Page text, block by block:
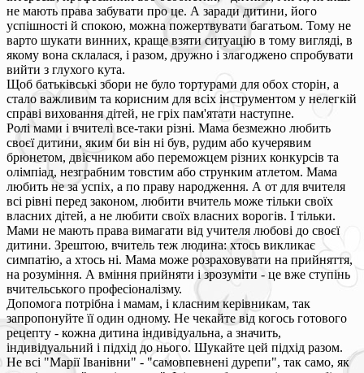
не мають права забувати про це. А заради дитини, його
успішності й спокою, можна пожертвувати багатьом. Тому не
варто шукати винних, краще взяти ситуацію в тому вигляді, в
якому вона склалася, і разом, дружно і злагоджено спробувати
вийти з глухого кута.
Щоб батьківські збори не було тортурами для обох сторін, а
стало важливим та корисним для всіх інструментом у нелегкій
справі виховання дітей, не гріх пам'ятати наступне.
Ролі мами і вчителі все-таки різні. Мама безмежно любить
своєї дитини, яким би він ні був, рудим або кучерявим
брюнетом, двієчником або переможцем різних конкурсів та
олімпіад, незграбним товстим або струнким атлетом. Мама
любить не за успіх, а по праву народження. А от для вчителя
всі рівні перед законом, любити вчитель може тільки своїх
власних дітей, а не любити своїх власних ворогів. І тільки.
Мами не мають права вимагати від учителя любові до своєї
дитини. Зрештою, вчитель теж людина: хтось викликає
симпатію, а хтось ні. Мама може розраховувати на прийняття,
на розуміння. А вміння прийняти і зрозуміти - це вже ступінь
вчительського професіоналізму.
Допомога потрібна і мамам, і класним керівникам, так
запропонуйте її один одному. Не чекайте від когось готового
рецепту - кожна дитина індивідуальна, а значить,
індивідуальний і підхід до нього. Шукайте цей підхід разом.
Не всі "Марії Іванівни" - "самовпевнені дурепи", так само, як